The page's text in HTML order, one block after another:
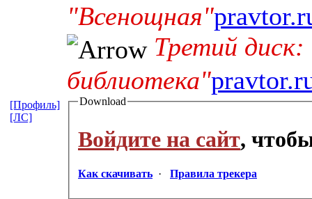
"Всенощная"
Третий диск:
библиотека"
Download
Войдите на сайт,
Как скачивать · Правила трекера
[Профиль]
[ЛС]